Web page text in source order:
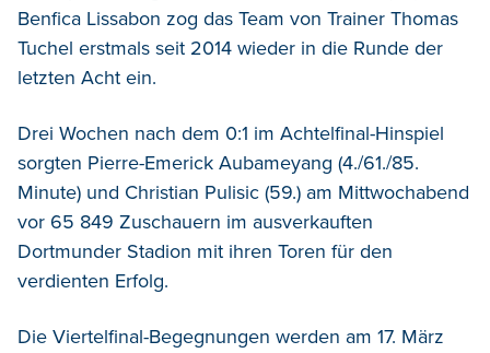
Benfica Lissabon zog das Team von Trainer Thomas
Tuchel erstmals seit 2014 wieder in die Runde der
letzten Acht ein.
Drei Wochen nach dem 0:1 im Achtelfinal-Hinspiel
sorgten Pierre-Emerick Aubameyang (4./61./85.
Minute) und Christian Pulisic (59.) am Mittwochabend
vor 65 849 Zuschauern im ausverkauften
Dortmunder Stadion mit ihren Toren für den
verdienten Erfolg.
Die Viertelfinal-Begegnungen werden am 17. März